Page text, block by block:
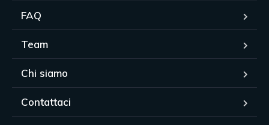
FAQ
Team
Chi siamo
Contattaci